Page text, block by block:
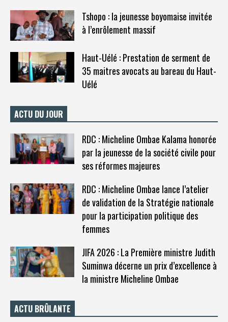
Tshopo : la jeunesse boyomaise invitée
à l’enrôlement massif
Haut-Uélé : Prestation de serment de
35 maitres avocats au bareau du Haut-
Uélé
ACTU DU JOUR
RDC : Micheline Ombae Kalama honorée
par la jeunesse de la société civile pour
ses réformes majeures
RDC : Micheline Ombae lance l’atelier
de validation de la Stratégie nationale
pour la participation politique des
femmes
JIFA 2026 : La Première ministre Judith
Suminwa décerne un prix d’excellence à
la ministre Micheline Ombae
ACTU BRÛLANTE